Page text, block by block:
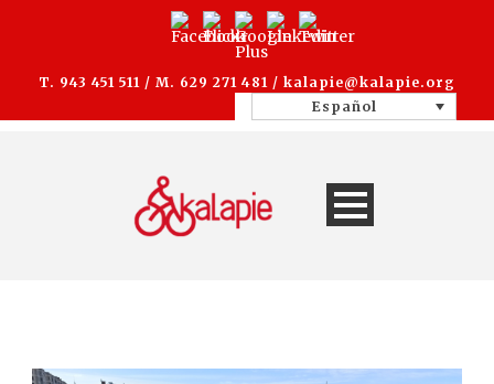
T. 943 451 511 / M. 629 271 481 / kalapie@kalapie.org
Español